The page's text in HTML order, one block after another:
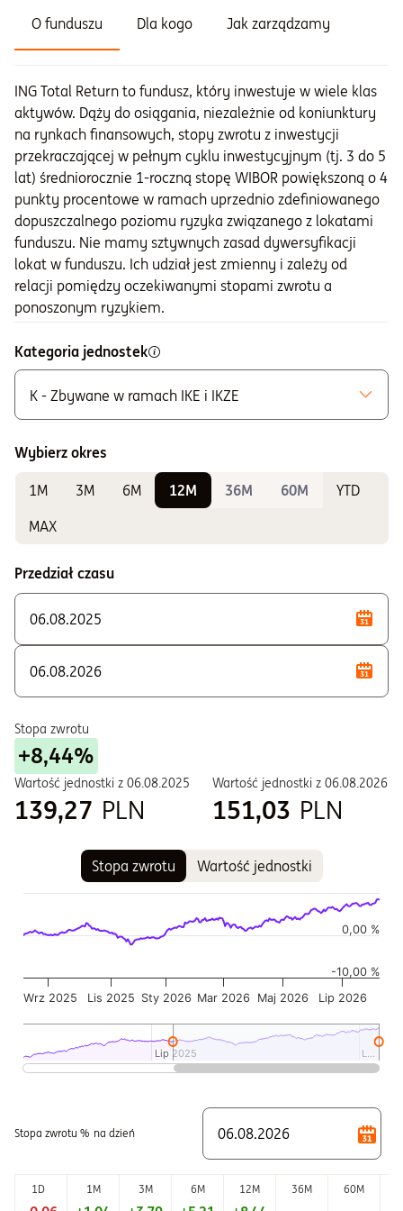
O funduszu Dla kogo Jak zarządzamy
ING Total Return to fundusz, który inwestuje w wiele klas
aktywów. Dąży do osiągania, niezależnie od koniunktury
na rynkach finansowych, stopy zwrotu z inwestycji
przekraczającej w pełnym cyklu inwestycyjnym (tj. 3 do 5
lat) średniorocznie 1-roczną stopę WIBOR powiększoną o 4
punkty procentowe w ramach uprzednio zdefiniowanego
dopuszczalnego poziomu ryzyka związanego z lokatami
funduszu. Nie mamy sztywnych zasad dywersyfikacji
lokat w funduszu. Ich udział jest zmienny i zależy od
relacji pomiędzy oczekiwanymi stopami zwrotu a
ponoszonym ryzykiem.
Kategoria jednostek
K - Zbywane w ramach IKE i IKZE
K - Zbywane w ramach IKE i IKZE
Do sprawdzania wyników
F - Zbywane w ramach PPE i PPI
S - Zbywane w ramach PPE i PPI
W - Zbywane w ramach PPE i PPI
Wybierz okres
1M 3M 6M 12M 36M 60M
YTD
MAX
Przedział czasu
Stopa zwrotu
+8,44%
Wartość jednostki z 06.08.2025
139,27 PLN
Wartość jednostki z 06.08.2026
151,03 PLN
Stopa zwrotu Wartość jednostki
Wykres pokazuje historię wartości jednostki funduszu
Wykres ma 2 osi Y wyświetlające Wartość jednostki w
Wrz 2025 Sty 2026 Maj 2026
Lis 2025 Mar 2026 Lip 2026
Lip 2025
Lip 2025 L…
L…
0,00 %
-10,00 %
Stopa zwrotu % na dzień
1D 1M 3M 6M 12M 36M 60M